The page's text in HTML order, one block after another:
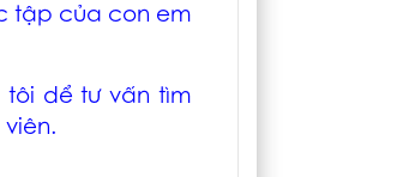
tập của con em
tôi dể tư vấn tìm